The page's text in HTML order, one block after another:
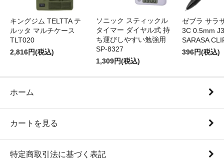
キングジム TELTTA テ
ルッタ マルチケース
TLT020
2,816円(税込)
ソニック スティックル
タイマー ダイヤル式 持
ち運びしやすい勉強用
SP-8327
1,309円(税込)
ゼブラ サラ
3C 0.5mm
SARASA
396円(税込)
ホーム
カートを見る
特定商取引法に基づく表記